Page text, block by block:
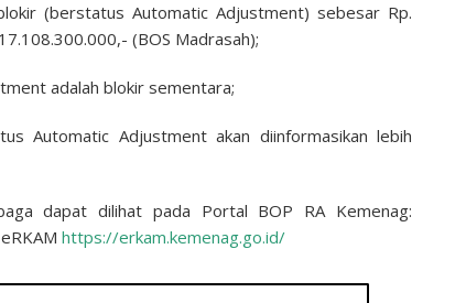
(berstatus Automatic Adjustment) sebesar Rp.
(BOS Madrasah);
adalah blokir sementara;
Automatic Adjustment akan diinformasikan lebih
dapat dilihat pada Portal BOP RA Kemenag:
https://erkam.kemenag.go.id/